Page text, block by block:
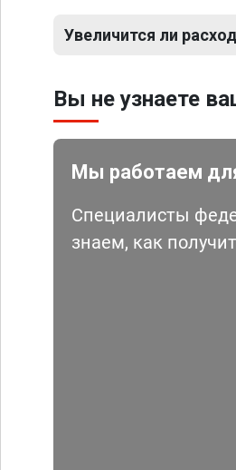
Увеличится ли
Вы не узнаете
Мы работаем
Специалисты
знаем, как